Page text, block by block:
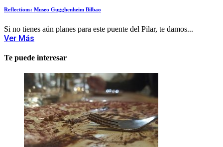
Reflections: Museo Gugghenheim Bilbao
Si no tienes aún planes para este puente del Pilar, te damos...
Ver Más
Te puede interesar